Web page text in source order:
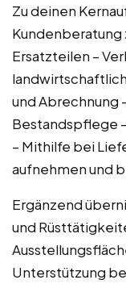
Zu deinen
Kundenberatung
Ersatzteilen –
und Abrechnung
Bestandspflege
– Mithilfe bei
aufnehmen und
Ergänzend
und
Unterstützung